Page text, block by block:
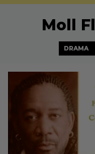
Moll
DRAMA